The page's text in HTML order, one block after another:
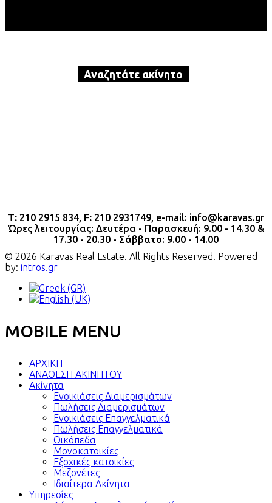
Αναζητάτε ακίνητο
Τ: 210 2915 834, F: 210 2931749, e-mail: info@karavas.gr
Ώρες λειτουργίας: Δευτέρα - Παρασκευή: 9.00 - 14.30 &
17.30 - 20.30 - Σάββατο: 9.00 - 14.00
© 2026 Karavas Real Estate. All Rights Reserved. Powered
by: intros.gr
MOBILE MENU
ΑΡΧΙΚΗ
ΑΝΑΘΕΣΗ ΑΚΙΝΗΤΟΥ
Ακίνητα
Ενοικιάσεις Διαμερισμάτων
Πωλήσεις Διαμερισμάτων
Ενοικιάσεις Επαγγελματικά
Πωλήσεις Επαγγελματικά
Οικόπεδα
Μονοκατοικίες
Εξοχικές κατοικίες
Μεζονέτες
Ιδιαίτερα Ακίνητα
Υπηρεσίες